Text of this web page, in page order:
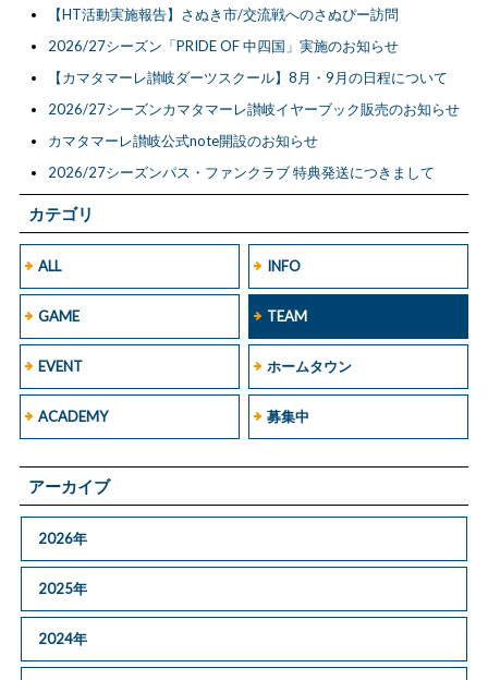
カテゴリ
ALL INFO
GAME TEAM
EVENT ホームタウン
ACADEMY 募集中
アーカイブ
2026年
2025年
2024年
【HT活動実施報告】さぬき市/交流戦へのさぬぴー訪問
2026/27シーズン「PRIDE OF 中四国」実施のお知らせ
【カマタマーレ讃岐ダーツスクール】8月・9月の日程について
2026/27シーズンカマタマーレ讃岐イヤーブック販売のお知らせ
カマタマーレ讃岐公式note開設のお知らせ
2026/27シーズンパス・ファンクラブ 特典発送につきまして